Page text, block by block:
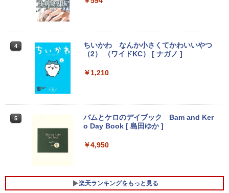
学/WEB会議(ホワイト)
￥1,964
￥3,480
￥250
On My Road (Stadium ver.)
コカ・コーラ やかんの麦茶 from 爽健美茶 ラ
スーパーの裏でヤニ吸うふたり 9巻 (デジタル
版ビッグガンガンコミックス)
￥810
第7世代 | Core i5 7200U 2.5(～最大3.1)
GHz | MEM:8GB | HDD:500GB | DVDマ
ro64Bit | ACアダプター付属
【期間限定 ポイント10倍】Lenovo Idea
着脱式キーボード（intel 第九世代Celero
y Audio）【整備済み中古品】
SBType-C/標準HDMI対応【選べる種
類】タッチ/ケース付き/4Kタイプ
￥8,980
21.5型〜27型ワイド 【HDMI対応 / FULL
HD解像度】 大手メーカー液晶 (Dell/HP/
witch PS4 PS5対応 【整備済み中古品】
4
ちいかわ なんか小さくてかわいいやつ
（2） （ワイドKC） [ ナガノ ]
￥1,210
5
バムとケロのデイブック Bam and Ker
o Day Book [ 島田ゆか ]
￥4,950
楽天ランキングをもっと見る